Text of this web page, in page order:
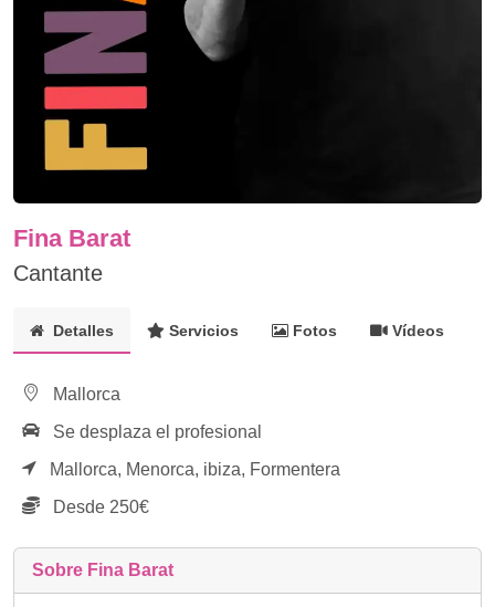
Fina Barat
Cantante
Detalles Servicios Fotos Vídeos
Mallorca
Se desplaza el profesional
Mallorca, Menorca, ibiza, Formentera
Desde 250€
Sobre Fina Barat